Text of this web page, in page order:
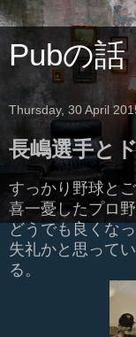
Pubの話
Thursday, 30 April
長嶋選手と
すっかり野球と
喜一憂したプロ
どうでも良くな
失礼かと思って
る。